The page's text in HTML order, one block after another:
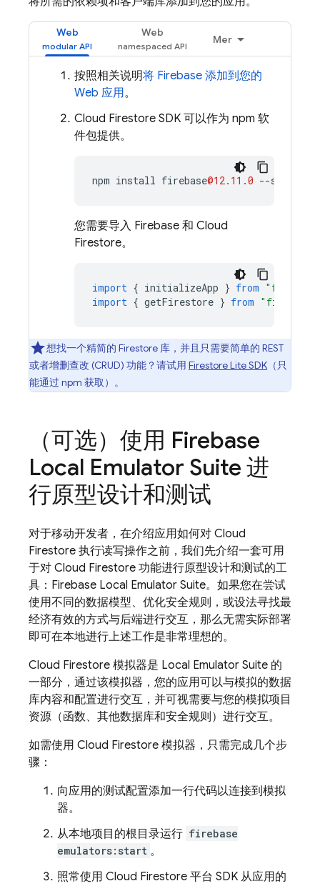
Web Web
Mer
按照相关说明将 Firebase 添加到您的
Web 应用。
Cloud Firestore SDK 可以作为 npm 软
件包提供。
npm install firebase@12.11.0 --save
您需要导入 Firebase 和 Cloud
Firestore。
import { initializeApp } from
import { getFirestore } from
想找一个精简的 Firestore 库，并且只需要简单的 REST
或者增删查改 (CRUD) 功能？请试用 Firestore Lite SDK （只
能通过 npm 获取）。
（可选）使用 Firebase
Local Emulator Suite 进
行原型设计和测试
对于移动开发者，在介绍应用如何对 Cloud
Firestore 执行读写操作之前，我们先介绍一套可用
于对 Cloud Firestore 功能进行原型设计和测试的工
具： Firebase Local Emulator Suite。如果您在尝试
使用不同的数据模型、优化安全规则，或设法寻找最
经济有效的方式与后端进行交互，那么无需实际部署
即可在本地进行上述工作是非常理想的。
Cloud Firestore 模拟器是 Local Emulator Suite 的
一部分，通过该模拟器，您的应用可以与模拟的数据
库内容和配置进行交互，并可视需要与您的模拟项目
资源（函数、其他数据库和安全规则）进行交互。
如需使用 Cloud Firestore 模拟器，只需完成几个步
骤：
向应用的测试配置添加一行代码以连接到模拟
器。
从本地项目的根目录运行 firebase
emulators:start 。
照常使用 Cloud Firestore 平台 SDK 从应用的